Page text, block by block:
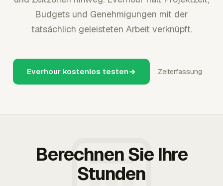
Budgets und Genehmigungen mit der
tatsächlich geleisteten Arbeit verknüpft.
Everhour kostenlos testen Zeiterfassung
Berechnen Sie Ihre
Stunden